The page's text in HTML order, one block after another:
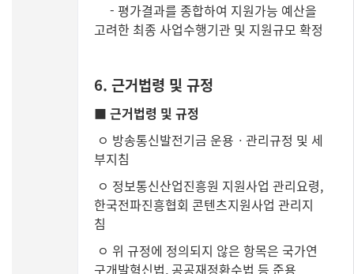
- 평가결과를 종합하여 지원가능 예산을
고려한 최종 사업수행기관 및 지원규모 확정
6. 근거법령 및 규정
■ 근거법령 및 규정
ㅇ 방송통신발전기금 운용ㆍ관리규정 및 세
부지침
ㅇ 정보통신산업진흥원 지원사업 관리요령,
한국전파진흥협회 콘텐츠지원사업 관리지
침
ㅇ 위 규정에 정의되지 않은 항목은 국가연
구개발혁신법, 공공재정환수법 등 준용